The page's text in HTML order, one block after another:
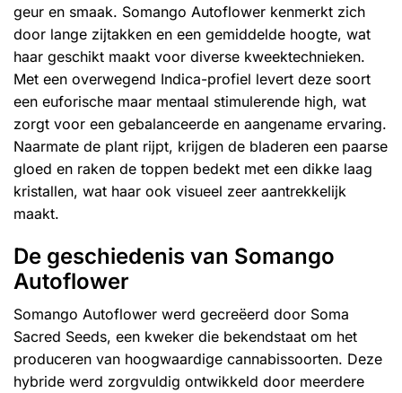
geur en smaak. Somango Autoflower kenmerkt zich
door lange zijtakken en een gemiddelde hoogte, wat
haar geschikt maakt voor diverse kweektechnieken.
Met een overwegend Indica-profiel levert deze soort
een euforische maar mentaal stimulerende high, wat
zorgt voor een gebalanceerde en aangename ervaring.
Naarmate de plant rijpt, krijgen de bladeren een paarse
gloed en raken de toppen bedekt met een dikke laag
kristallen, wat haar ook visueel zeer aantrekkelijk
maakt.
De geschiedenis van Somango
Autoflower
Somango Autoflower werd gecreëerd door Soma
Sacred Seeds, een kweker die bekendstaat om het
produceren van hoogwaardige cannabissoorten. Deze
hybride werd zorgvuldig ontwikkeld door meerdere